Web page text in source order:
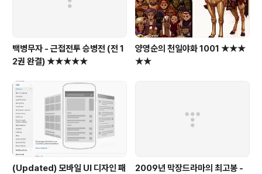
백병무자 - 근접전투 승병전 (전 1
2권 완결) ★★★★★
양영순의 천일야화 1001 ★★★
★★
(Updated) 모바일 UI 디자인 패
2009년 막장드라마의 최고봉 -